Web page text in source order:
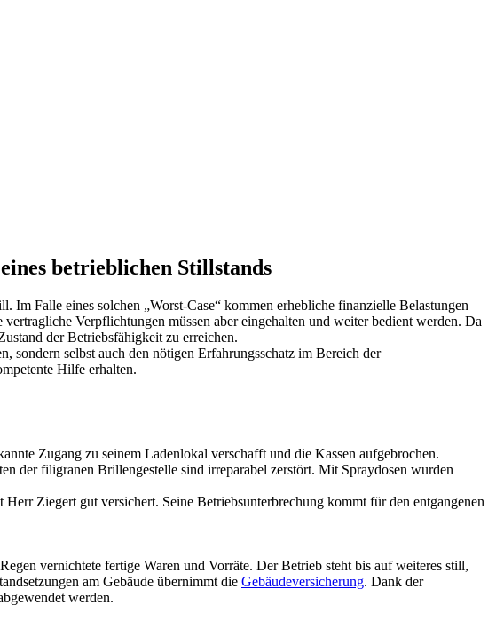
betrieblichen Stillstands
Im Falle eines solchen „Worst-Case“ kommen erhebliche finanzielle Belastungen
Verpflichtungen müssen aber eingehalten und weiter bedient werden. Da
der Betriebsfähigkeit zu erreichen.
sondern selbst auch den nötigen Erfahrungsschatz im Bereich der
Hilfe erhalten.
Zugang zu seinem Ladenlokal verschafft und die Kassen aufgebrochen.
der filigranen Brillengestelle sind irreparabel zerstört. Mit Spraydosen wurden
Ziegert gut versichert. Seine Betriebsunterbrechung kommt für den entgangenen
vernichtete fertige Waren und Vorräte. Der Betrieb steht bis auf weiteres still,
am Gebäude übernimmt die Gebäudeversicherung. Dank der
werden.